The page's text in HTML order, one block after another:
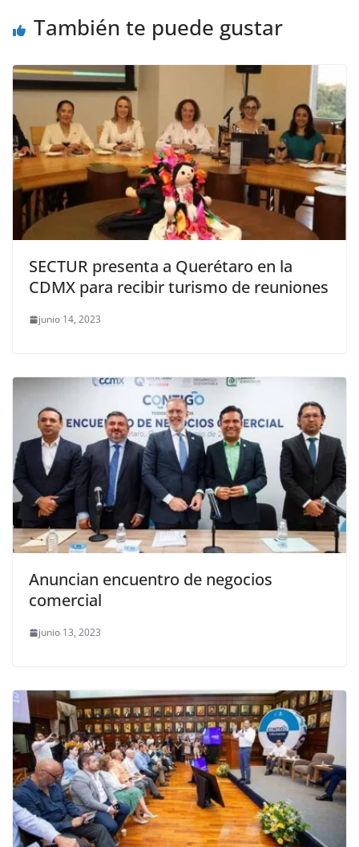
k
También te puede gustar
SECTUR presenta a Querétaro en la
CDMX para recibir turismo de reuniones
junio 14, 2023
Anuncian encuentro de negocios
comercial
junio 13, 2023